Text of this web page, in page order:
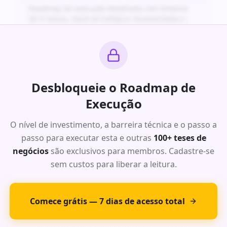
de Alto Impacto
de TAM, SAM e SOM para este segmento. Modelo
de receita recorrente com margens acima de
70%.
Roadmap de execução detalhado com timeline
projeção financeira para os primeiros 24 meses.
Desbloqueie o Roadmap de
Execução
O nível de investimento, a barreira técnica e o passo a
passo para executar esta e outras 100+ teses de
negócios são exclusivos para membros. Cadastre-se
sem custos para liberar a leitura.
Comece grátis — 7 dias de acesso total